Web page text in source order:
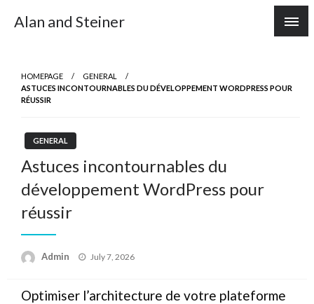
Alan and Steiner
HOMEPAGE
GENERAL
ASTUCES INCONTOURNABLES DU DÉVELOPPEMENT WORDPRESS POUR
RÉUSSIR
GENERAL
Astuces incontournables du
développement WordPress pour
réussir
Admin
Posted
July 7, 2026
Optimiser l’architecture de votre plateforme